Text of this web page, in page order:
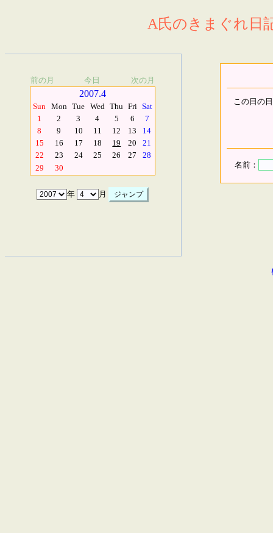
A氏のきまぐれ日
前の月 今日 次の月
2007.4
Sun Mon Tue Wed Thu Fri Sat
1
2 3 4 5 6
7
8
9 10 11 12 13
14
15
16 17 18 19 20
21
22
23 24 25 26 27
28
29
30
年 月
この日の
名前：